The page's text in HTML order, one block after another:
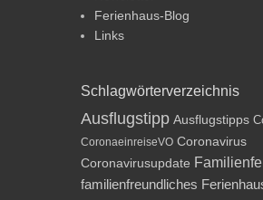
Ferienhaus-Blog
Links
Schlagwörterverzeichnis
Ausflugstipp Ausflugstipps
CoronaeinreiseVO Coronavirus
Coronavirusupdate
familienfreundliches